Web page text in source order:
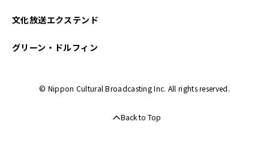
文化放送エクステンド
グリーン・ドルフィン
© Nippon Cultural Broadcasting Inc. All rights reserved.
Back to Top